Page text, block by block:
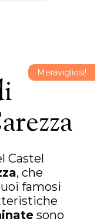
Meravigliosi!
Castel
, che
famosi
sono